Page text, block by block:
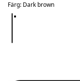
Färg: Dark brown